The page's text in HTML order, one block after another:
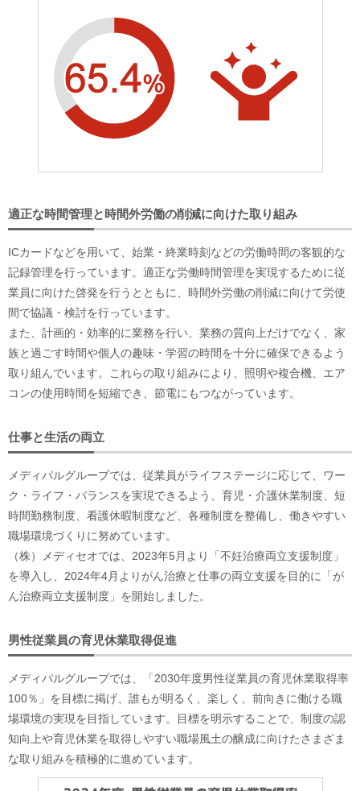
適正な時間管理と時間外労働の削減に向けた取り組み
ICカードなどを用いて、始業・終業時刻などの労働時間の客観的な
記録管理を行っています。適正な労働時間管理を実現するために従
業員に向けた啓発を行うとともに、時間外労働の削減に向けて労使
間で協議・検討を行っています。
また、計画的・効率的に業務を行い、業務の質向上だけでなく、家
族と過ごす時間や個人の趣味・学習の時間を十分に確保できるよう
取り組んでいます。これらの取り組みにより、照明や複合機、エア
コンの使用時間を短縮でき、節電にもつながっています。
仕事と生活の両立
メディパルグループでは、従業員がライフステージに応じて、ワー
ク・ライフ・バランスを実現できるよう、育児・介護休業制度、短
時間勤務制度、看護休暇制度など、各種制度を整備し、働きやすい
職場環境づくりに努めています。
（株）メディセオでは、2023年5月より「不妊治療両立支援制度」
を導入し、2024年4月よりがん治療と仕事の両立支援を目的に「が
ん治療両立支援制度」を開始しました。
男性従業員の育児休業取得促進
メディパルグループでは、「2030年度男性従業員の育児休業取得率
100％」を目標に掲げ、誰もが明るく、楽しく、前向きに働ける職
場環境の実現を目指しています。目標を明示することで、制度の認
知向上や育児休業を取得しやすい職場風土の醸成に向けたさまざま
な取り組みを積極的に進めています。